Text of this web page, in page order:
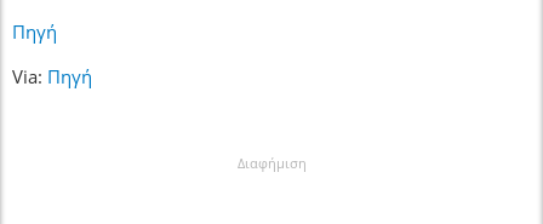
Πηγή
Via: Πηγή
Διαφήμιση